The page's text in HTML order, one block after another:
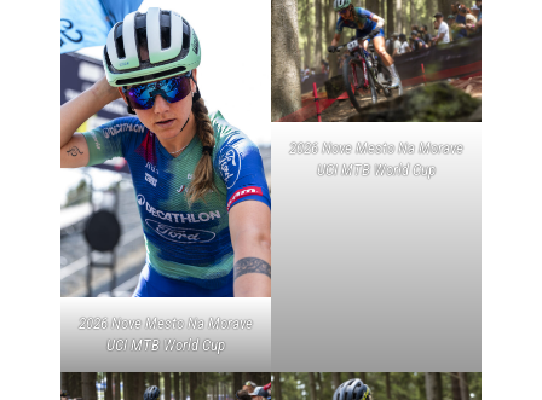
2026 Nove Mesto Na Morave
UCI MTB World Cup
2026 Nove Mesto Na Morave
UCI MTB World Cup